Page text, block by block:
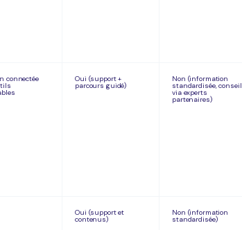
connectée Oui (support +
parcours guidé)
Non (information
standardisée, conseil
via experts
partenaires)
Oui (support et
contenus)
Non (information
standardisée)